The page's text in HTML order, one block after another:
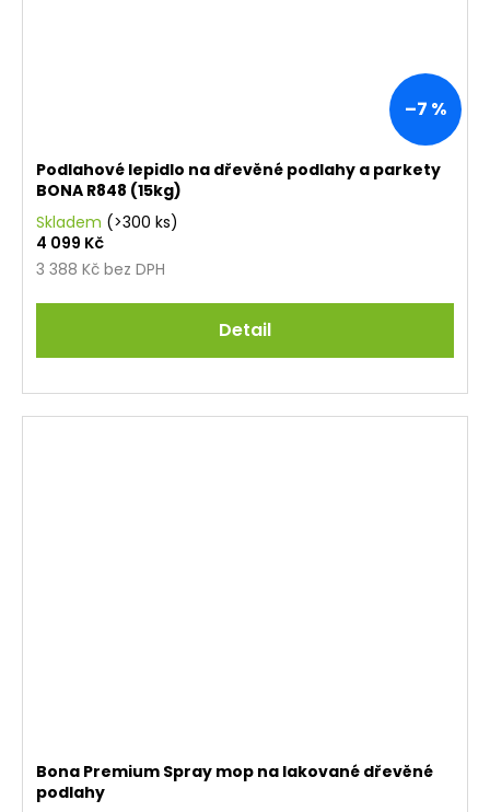
–7 %
Podlahové lepidlo na dřevěné podlahy a parkety
BONA R848 (15kg)
Skladem (>300 ks)
3 388 Kč bez DPH
4 099 Kč
Detail
Bona Premium Spray mop na lakované dřevěné
podlahy